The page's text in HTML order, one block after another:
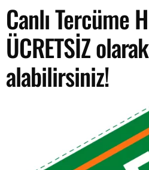
Canlı Tercüme
ÜCRETSİZ
alabilirsiniz!